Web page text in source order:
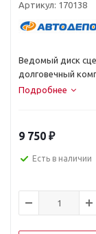
Артикул: 170138
Ведомый диск
долговечный
Подробнее
9 750 ₽
Есть в наличии